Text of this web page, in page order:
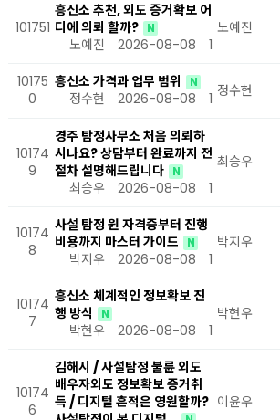
101751
흥신소 추천, 외도 증거확보 어
디에 의뢰 할까?
N
노예진 2026-08-08 1
노예진
10175
0
흥신소 가격과 업무 범위 N
정수현 2026-08-08 1 정수현
10174
9
경주 탐정사무소 처음 의뢰하
시나요? 상담부터 완료까지 전
절차 설명해드립니다
N
최승우 2026-08-08 1
최승우
10174
8
사설 탐정 원 자격증부터 진행
비용까지 마스터 가이드
N
박지우 2026-08-08 1
박지우
10174
7
흥신소 체계적인 정보확보 진
행 방식
N
박현우 2026-08-08 1
박현우
10174
6
김해시 / 사설탐정 불륜 외도
배우자외도 정보확보 증거취
득 / 디지털 흔적은 영원할까? 이윤우